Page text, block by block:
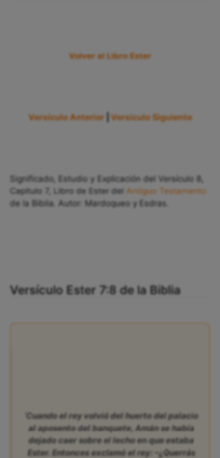
Volver al Libro Ester
Versículo Anterior Versículo Siguiente
Significado, Estudio y Explicación del Versículo 8,
Capítulo 7, Libro de Ester del Antiguo Testamento
de la Biblia. Autor: Mardoqueo y Esdras.
Versículo Ester 7:8 de la Biblia
‘Cuando el rey volvió del huerto del palacio
al aposento del banquete, Amán se había
dejado caer sobre el lecho en que estaba
Ester. Entonces exclamó el rey: –¿Querrás